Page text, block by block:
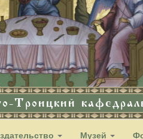
Троицкий
Музей